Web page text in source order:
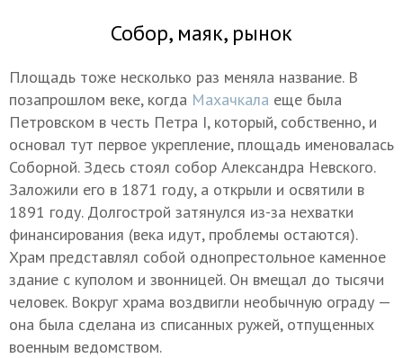
Собор, маяк, рынок
Площадь тоже несколько раз меняла название. В
позапрошлом веке, когда Махачкала еще была
Петровском в честь Петра I, который, собственно, и
основал тут первое укрепление, площадь именовалась
Соборной. Здесь стоял собор Александра Невского.
Заложили его в 1871 году, а открыли и освятили в
1891 году. Долгострой затянулся из-за нехватки
финансирования (века идут, проблемы остаются).
Храм представлял собой однопрестольное каменное
здание с куполом и звонницей. Он вмещал до тысячи
человек. Вокруг храма воздвигли необычную ограду —
она была сделана из списанных ружей, отпущенных
военным ведомством.